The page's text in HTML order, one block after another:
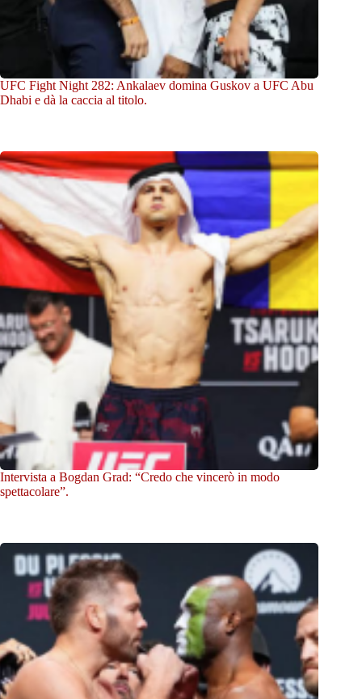
UFC Fight Night 282: Ankalaev domina Guskov a UFC Abu
Dhabi e dà la caccia al titolo.
Intervista a Bogdan Grad: “Credo che vincerò in modo
spettacolare”.